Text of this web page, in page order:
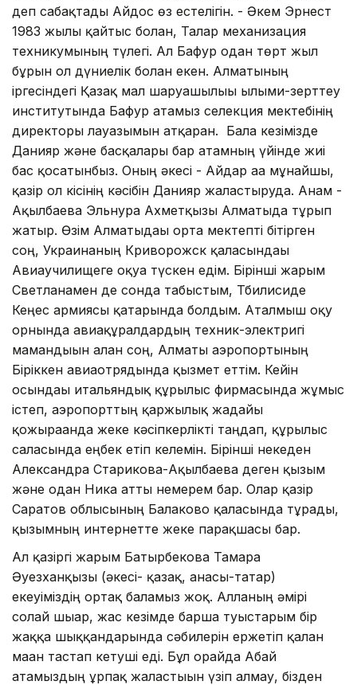
деп сабақтады Айдос өз естелігін. - Әкем Эрнест
1983 жылы қайтыс болған, Талғар механизация
техникумының түлегі. Ал Бағфур одан төрт жыл
бұрын ол дүниелік болған екен. Алматының
іргесіндегі Қазақ мал шаруашылығы ғылыми-зерттеу
институтында Бағфур атамыз селекция мектебінің
директоры лауазымын атқарған. Бала кезімізде
Данияр және басқалары бар атамның үйінде жиі
бас қосатынбыз. Оның әкесі - Айдар аға мұнайшы,
қазір ол кісінің кәсібін Данияр жалғастыруда. Анам -
Ақылбаева Эльнура Ахметқызы Алматыда тұрып
жатыр. Өзім Алматыдағы орта мектепті бітірген
соң, Украинаның Криворожск қаласындағы
Авиаучилищеге оқуға түскен едім. Бірінші жарым
Светланамен де сонда табыстым, Тбилисиде
Кеңес армиясы қатарында болдым. Аталмыш оқу
орнында авиақұралдардың техник-электригі
мамандығын алған соң, Алматы аэропортының
Біріккен авиаотрядында қызмет еттім. Кейін
осындағы итальяндық құрылыс фирмасында жұмыс
істеп, аэропорттың қаржылық жағдайы
қожырағанда жеке кәсіпкерлікті таңдап, құрылыс
саласында еңбек етіп келемін. Бірінші некеден
Александра Старикова-Ақылбаева деген қызым
және одан Ника атты немерем бар. Олар қазір
Саратов облысының Балаково қаласында тұрады,
қызымның интернетте жеке парақшасы бар.
Ал қазіргі жарым Батырбекова Тамара
Әуезханқызы (әкесі- қазақ, анасы-татар)
екеуіміздің ортақ баламыз жоқ. Алланың әмірі
солай шығар, жас кезімде барша туыстарым бір
жаққа шыққандарында сәбилерін ержетіп қалған
маған тастап кетуші еді. Бұл орайда Абай
атамыздың ұрпақ жалғастығын үзіп алмау, бізден